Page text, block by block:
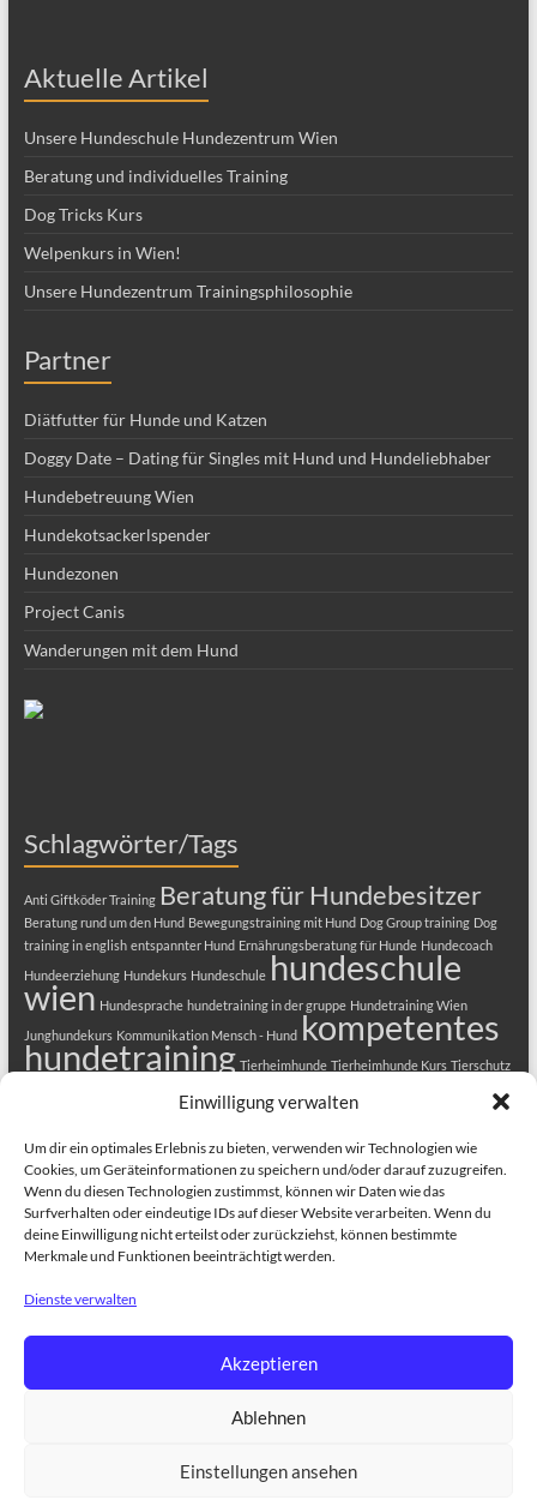
Einwilligung verwalten
Um dir ein optimales Erlebnis zu bieten, verwenden wir Technologien wie
Cookies, um Geräteinformationen zu speichern und/oder darauf zuzugreifen.
Wenn du diesen Technologien zustimmst, können wir Daten wie das
Surfverhalten oder eindeutige IDs auf dieser Website verarbeiten. Wenn du
deine Einwilligung nicht erteilst oder zurückziehst, können bestimmte
Merkmale und Funktionen beeinträchtigt werden.
Dienste verwalten
Akzeptieren
Ablehnen
Einstellungen ansehen
Aktuelle Artikel
Unsere Hundeschule Hundezentrum Wien
Beratung und individuelles Training
Dog Tricks Kurs
Welpenkurs in Wien!
Unsere Hundezentrum Trainingsphilosophie
Partner
Diätfutter für Hunde und Katzen
Doggy Date – Dating für Singles mit Hund und Hundeliebhaber
Hundebetreuung Wien
Hundekotsackerlspender
Hundezonen
Project Canis
Wanderungen mit dem Hund
Schlagwörter/Tags
Anti Giftköder Training Beratung für Hundebesitzer
Beratung rund um den Hund Bewegungstraining mit Hund Dog Group training Dog
training in english entspannter Hund Ernährungsberatung für Hunde Hundecoach
Hundeerziehung Hundekurs Hundeschule hundeschule
wien Hundesprache hundetraining in der gruppe Hundetraining Wien
Junghundekurs Kommunikation Mensch - Hund kompetentes
hundetraining Tierheimhunde Tierheimhunde Kurs Tierschutz
Welpenkurs in Wien
Welpenschule Welpentraining
Copyright © 2026
HUNDEKURSE Welpenkurs in Wien
Erziehungskurse für Hunde Alltagsfit 2+3
Train the brain
Hundefitness – Bewegungstraining
Einzeltraining für Hunde ÜBER UNS